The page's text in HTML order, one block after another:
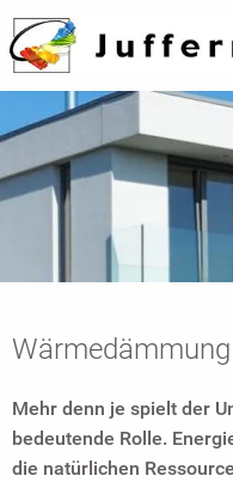
Wärmedämmung
Mehr denn je spielt der
bedeutende Rolle.
die natürlichen